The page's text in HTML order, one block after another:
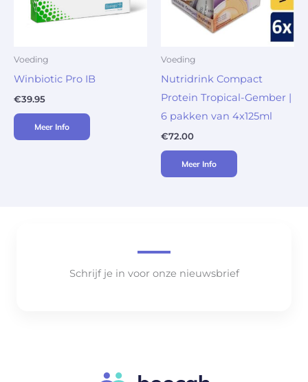
Voeding
Winbiotic Pro IB
€39.95
Meer Info
Voeding
Nutridrink Compact
Protein Tropical-Gember |
6 pakken van 4x125ml
€72.00
Meer Info
Schrijf je in voor onze nieuwsbrief